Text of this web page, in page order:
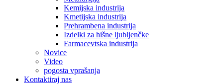
Kemijska industrija
Kmetijska industrija
Prehrambena industrija
Izdelki za hišne ljubljenčke
Farmacevtska industrija
Novice
Video
pogosta vprašanja
Kontaktiraj nas